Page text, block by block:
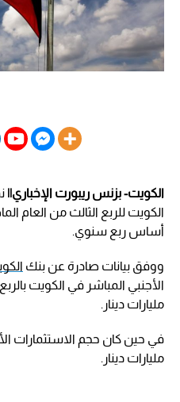
الكويت- بزنس ريبورت الإخباري||
أساس ربع سنوي.
ووفق بيانات صادرة عن بنك
مليارات دينار.
مليارات دينار.